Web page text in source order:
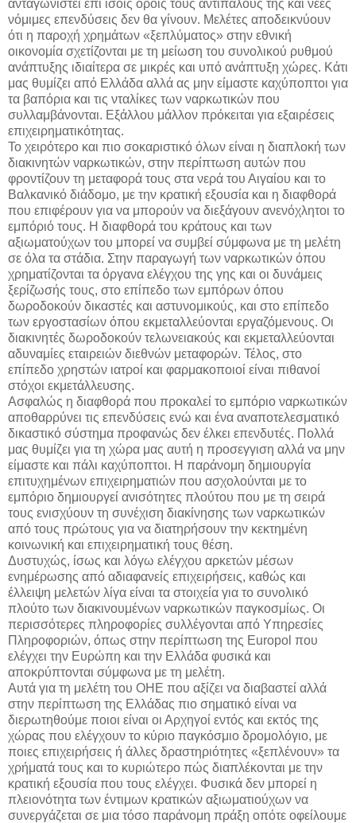
ανταγωνιστεί επί ίσοις όροις τους αντιπάλους της και νέες
νόμιμες επενδύσεις δεν θα γίνουν. Μελέτες αποδεικνύουν
ότι η παροχή χρημάτων «ξεπλύματος» στην εθνική
οικονομία σχετίζονται με τη μείωση του συνολικού ρυθμού
ανάπτυξης ιδιαίτερα σε μικρές και υπό ανάπτυξη χώρες. Κάτι
μας θυμίζει από Ελλάδα αλλά ας μην είμαστε καχύποπτοι για
τα βαπόρια και τις νταλίκες των ναρκωτικών που
συλλαμβάνονται. Εξάλλου μάλλον πρόκειται για εξαιρέσεις
επιχειρηματικότητας.
Το χειρότερο και πιο σοκαριστικό όλων είναι η διαπλοκή των
διακινητών ναρκωτικών, στην περίπτωση αυτών που
φροντίζουν τη μεταφορά τους στα νερά του Αιγαίου και το
Βαλκανικό διάδομο, με την κρατική εξουσία και η διαφθορά
που επιφέρουν για να μπορούν να διεξάγουν ανενόχλητοι το
εμπόριό τους. Η διαφθορά του κράτους και των
αξιωματούχων του μπορεί να συμβεί σύμφωνα με τη μελέτη
σε όλα τα στάδια. Στην παραγωγή των ναρκωτικών όπου
χρηματίζονται τα όργανα ελέγχου της γης και οι δυνάμεις
ξερίζωσής τους, στο επίπεδο των εμπόρων όπου
δωροδοκούν δικαστές και αστυνομικούς, και στο επίπεδο
των εργοστασίων όπου εκμεταλλεύονται εργαζόμενους. Οι
διακινητές δωροδοκούν τελωνειακούς και εκμεταλλεύονται
αδυναμίες εταιρειών διεθνών μεταφορών. Τέλος, στο
επίπεδο χρηστών ιατροί και φαρμακοποιοί είναι πιθανοί
στόχοι εκμετάλλευσης.
Ασφαλώς η διαφθορά που προκαλεί το εμπόριο ναρκωτικών
αποθαρρύνει τις επενδύσεις ενώ και ένα αναποτελεσματικό
δικαστικό σύστημα προφανώς δεν έλκει επενδυτές. Πολλά
μας θυμίζει για τη χώρα μας αυτή η προσεγγιση αλλά να μην
είμαστε και πάλι καχύποπτοι. Η παράνομη δημιουργία
επιτυχημένων επιχειρηματιών που ασχολούνται με το
εμπόριο δημιουργεί ανισότητες πλούτου που με τη σειρά
τους ενισχύουν τη συνέχιση διακίνησης των ναρκωτικών
από τους πρώτους για να διατηρήσουν την κεκτημένη
κοινωνική και επιχειρηματική τους θέση.
Δυστυχώς, ίσως και λόγω ελέγχου αρκετών μέσων
ενημέρωσης από αδιαφανείς επιχειρήσεις, καθώς και
έλλειψη μελετών λίγα είναι τα στοιχεία για το συνολικό
πλούτο των διακινουμένων ναρκωτικών παγκοσμίως. Οι
περισσότερες πληροφορίες συλλέγονται από Υπηρεσίες
Πληροφοριών, όπως στην περίπτωση της Europol που
ελέγχει την Ευρώπη και την Ελλάδα φυσικά και
αποκρύπτονται σύμφωνα με τη μελέτη.
Αυτά για τη μελέτη του ΟΗΕ που αξίζει να διαβαστεί αλλά
στην περίπτωση της Ελλάδας πιο σηματικό είναι να
διερωτηθούμε ποιοι είναι οι Αρχηγοί εντός και εκτός της
χώρας που ελέγχουν το κύριο παγκόσμιο δρομολόγιο, με
ποιες επιχειρήσεις ή άλλες δραστηριότητες «ξεπλένουν» τα
χρήματά τους και το κυριώτερο πώς διαπλέκονται με την
κρατική εξουσία που τους ελέγχει. Φυσικά δεν μπορεί η
πλειονότητα των έντιμων κρατικών αξιωματιούχων να
συνεργάζεται σε μια τόσο παράνομη πράξη οπότε οφείλουμε